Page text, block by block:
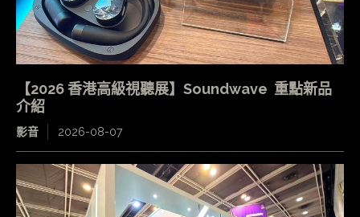
【2026 香港高級視聽展】Soundwave 重點新品
介紹
影音 2026-08-07